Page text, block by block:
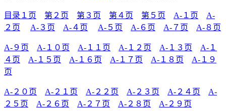
目录１页 第２页 第３页 第４页 第５页 A-１页
A-
２页
A-３页 A-４页 A-５页 A-６页 A-７页 A-８页
A-９页 A-１０页 A-１１页 A-１２页 A-１３页
A-１
４页
A-１５页 A-１６页 A-１７页 A-１８页
A-１９
页
A-２０页 A-２１页 A-２２页 A-２３页 A-２４页
A-
２５页
A-２６页 A-２７页 A-２８页 A-２９页